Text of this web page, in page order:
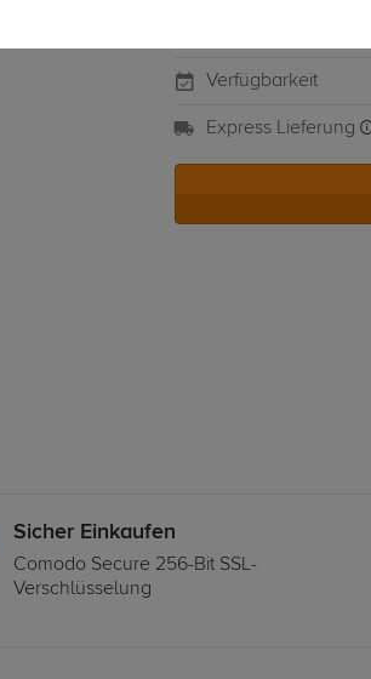
Verfügbarkeit
Express Lieferung
Sicher Einkaufen
Comodo Secure 256-Bit SSL-
Verschlüsselung